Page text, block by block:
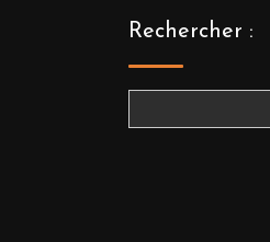
Rechercher :